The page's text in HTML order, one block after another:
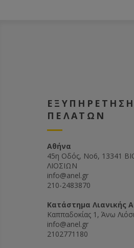
ΕΞΥΠΗΡΕΤΗΣΗ
ΠΕΛΑΤΩΝ
Αθήνα
45η Οδός, Νο6, 13341
ΛΙΟΣΙΩΝ
info@anel.gr
210-2483870
Kατάστημα Λιανικής
Καππαδοκίας 1, Άνω
info@anel.gr
2102771180